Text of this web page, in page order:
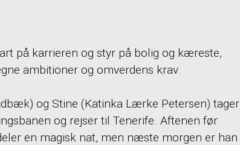
på karrieren og styr på bolig og kæreste,
ambitioner og omverdens krav.
og Stine (Katinka Lærke Petersen) tager
og rejser til Tenerife. Aftenen før
en magisk nat, men næste morgen er han